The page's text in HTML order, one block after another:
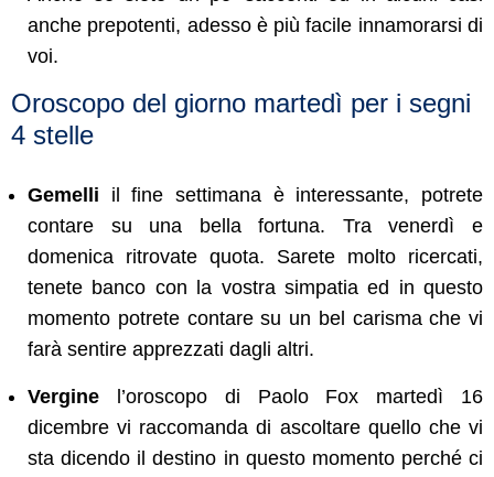
anche prepotenti, adesso è più facile innamorarsi di
voi.
Oroscopo del giorno martedì per i segni
4 stelle
Gemelli il fine settimana è interessante, potrete
contare su una bella fortuna. Tra venerdì e
domenica ritrovate quota. Sarete molto ricercati,
tenete banco con la vostra simpatia ed in questo
momento potrete contare su un bel carisma che vi
farà sentire apprezzati dagli altri.
Vergine l’oroscopo di Paolo Fox martedì 16
dicembre vi raccomanda di ascoltare quello che vi
sta dicendo il destino in questo momento perché ci